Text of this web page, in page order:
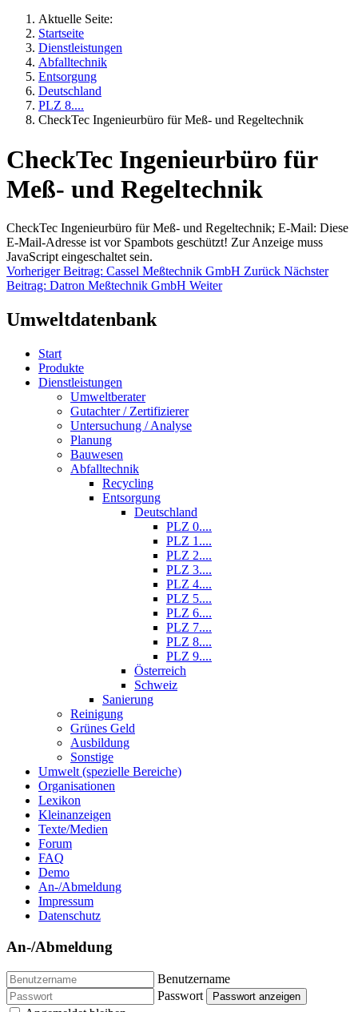
Aktuelle Seite:
Startseite
Dienstleistungen
Abfalltechnik
Entsorgung
Deutschland
PLZ 8....
CheckTec Ingenieurbüro für Meß- und Regeltechnik
CheckTec Ingenieurbüro für
Meß- und Regeltechnik
CheckTec Ingenieurbüro für Meß- und Regeltechnik; E-Mail: Diese
E-Mail-Adresse ist vor Spambots geschützt! Zur Anzeige muss
JavaScript eingeschaltet sein.
Vorheriger Beitrag: Cassel Meßtechnik GmbH Zurück Nächster
Beitrag: Datron Meßtechnik GmbH Weiter
Umweltdatenbank
Start
Produkte
Dienstleistungen
Umweltberater
Gutachter / Zertifizierer
Untersuchung / Analyse
Planung
Bauwesen
Abfalltechnik
Recycling
Entsorgung
Deutschland
PLZ 0....
PLZ 1....
PLZ 2....
PLZ 3....
PLZ 4....
PLZ 5....
PLZ 6....
PLZ 7....
PLZ 8....
PLZ 9....
Österreich
Schweiz
Sanierung
Reinigung
Grünes Geld
Ausbildung
Sonstige
Umwelt (spezielle Bereiche)
Organisationen
Lexikon
Kleinanzeigen
Texte/Medien
Forum
FAQ
Demo
An-/Abmeldung
Impressum
Datenschutz
An-/Abmeldung
Benutzername
Passwort
Passwort anzeigen